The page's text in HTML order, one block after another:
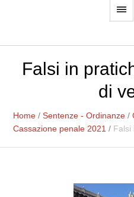
Falsi in
di
Home /Sentenze - Ordinanze /
Cassazione penale 2021 / Falsi